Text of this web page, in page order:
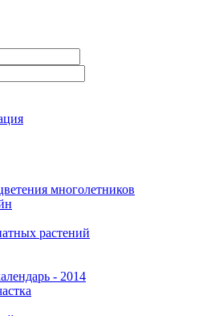
многолетников
растений
- 2014